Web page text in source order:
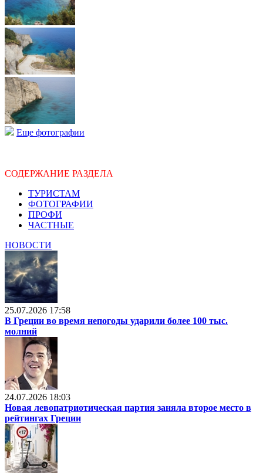
Еще фотографии
СОДЕРЖАНИЕ РАЗДЕЛА
ТУРИСТАМ
ФОТОГРАФИИ
ПРОФИ
ЧАСТНЫЕ
НОВОСТИ
25.07.2026 17:58
В Греции во время непогоды ударили более 100 тыс.
молний
24.07.2026 18:03
Новая левопатриотическая партия заняла второе место в
рейтингах Греции